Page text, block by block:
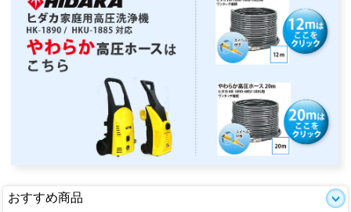
おすすめ商品